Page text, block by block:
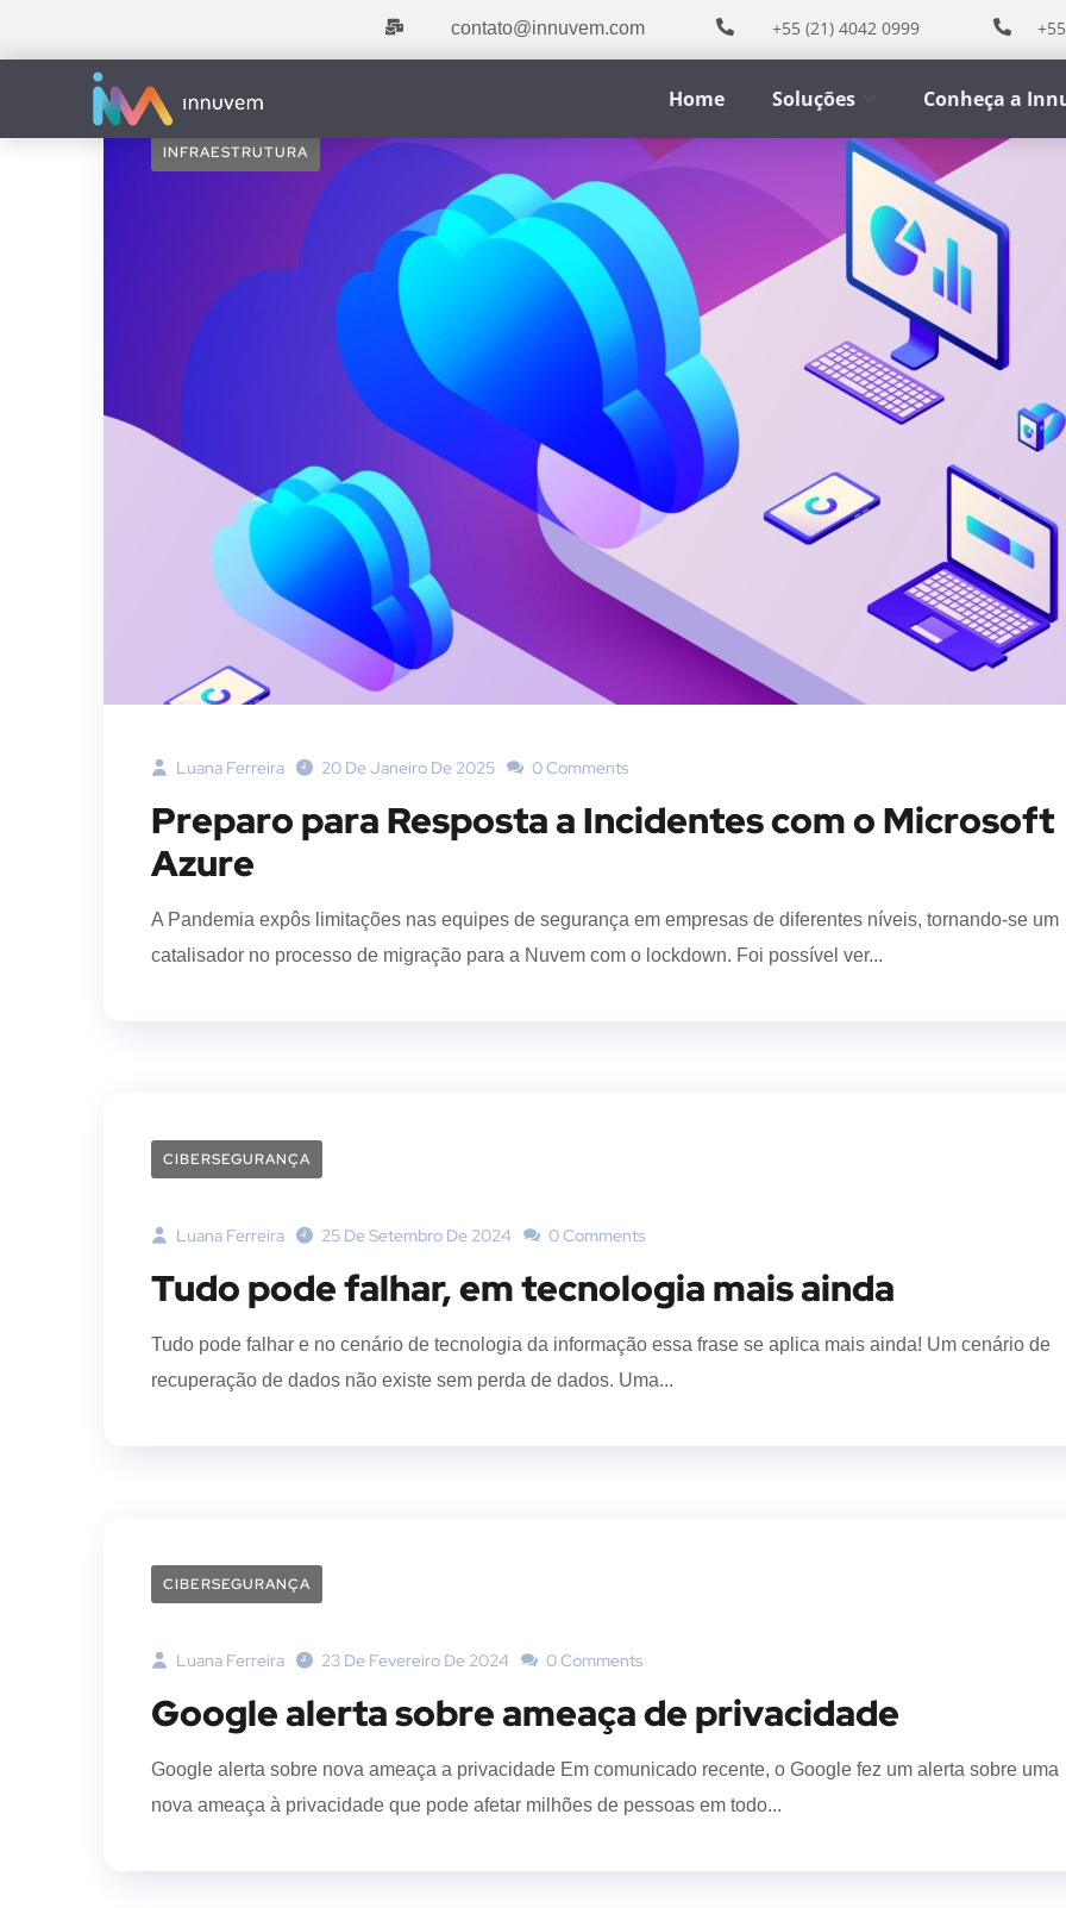
contato@innuvem.com +55 (21) 4042 0999
Home Soluções Conheça a
INFRAESTRUTURA
Luana Ferreira 20 De Janeiro De 2025 0 Comments
Preparo para Resposta a Incidentes com o Microsoft
Azure
A Pandemia expôs limitações nas equipes de segurança em empresas de diferentes níveis, tornando-se um
catalisador no processo de migração para a Nuvem com o lockdown. Foi possível ver...
CIBERSEGURANÇA
Luana Ferreira 25 De Setembro De 2024 0 Comments
Tudo pode falhar, em tecnologia mais ainda
Tudo pode falhar e no cenário de tecnologia da informação essa frase se aplica mais ainda! Um cenário de
recuperação de dados não existe sem perda de dados. Uma...
CIBERSEGURANÇA
Luana Ferreira 23 De Fevereiro De 2024 0 Comments
Google alerta sobre ameaça de privacidade
Google alerta sobre nova ameaça a privacidade Em comunicado recente, o Google fez um alerta sobre uma
nova ameaça à privacidade que pode afetar milhões de pessoas em todo...